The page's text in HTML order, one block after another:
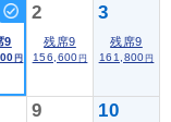
9
円
2
残席9
156,600 円
3
残席9
161,800 円
9 10